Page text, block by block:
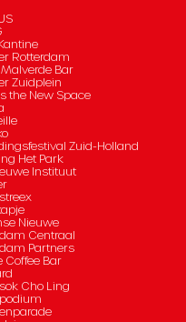
Rotterdam
Malverde Bar
Zuidplein
the New Space
Zuid-Holland
Het Park
Instituut
Nieuwe
Centraal
Partners
Coffee Bar
Cho Ling